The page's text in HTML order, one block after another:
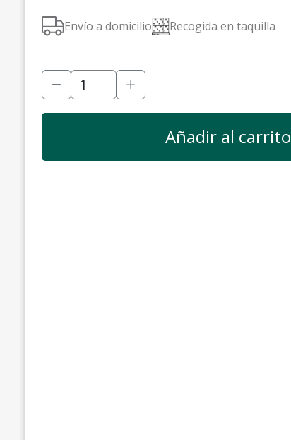
Envío a domicilio Recogida en taquilla
Añadir al carrito